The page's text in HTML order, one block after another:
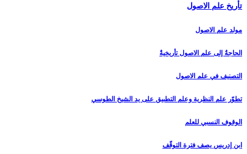
تأريخ علم الاصول‏
مولد علم الاصول
الحاجةُ إلى علم الاصول تأريخيةٌ
التصنيف في علم الاصول
تطوّر علم النظرية وعلم التطبيق على يد الشيخ الطوسي
الوقوف النسبي للعلم
ابن إدريس يصف فترة التوقّف